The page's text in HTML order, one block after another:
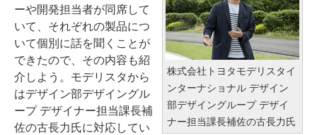
株式会社トヨタモデリスタイ
ンターナショナル デザイン
部デザイングループ デザイ
ナー担当課長補佐の古長力氏
ーや開発担当者が同席して
いて、それぞれの製品につ
いて個別に話を聞くことが
できたので、その内容も紹
介しよう。モデリスタから
はデザイン部デザイングル
ープ デザイナー担当課長補
佐の古長力氏に対応してい